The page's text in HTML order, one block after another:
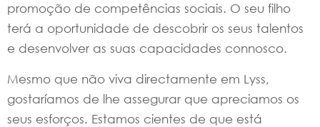
promoção de competências sociais. O seu filho
terá a oportunidade de descobrir os seus talentos
e desenvolver as suas capacidades connosco.
Mesmo que não viva directamente em Lyss,
gostaríamos de lhe assegurar que apreciamos os
seus esforços. Estamos cientes de que está